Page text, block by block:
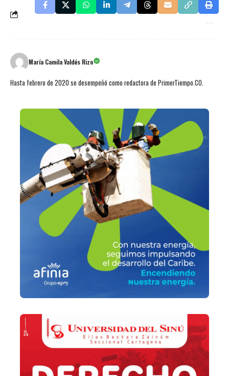
María Camila Valdés Rizo
Hasta febrero de 2020 se desempeñó como redactora de PrimerTiempo.CO.